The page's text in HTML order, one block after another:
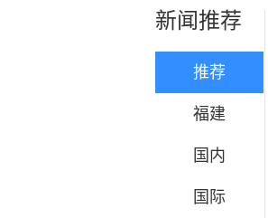
新闻推荐
推荐
福建
国内
国际